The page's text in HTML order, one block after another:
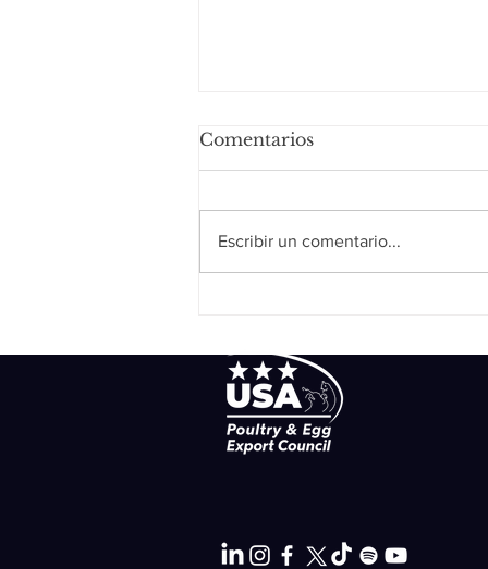
Comentarios
Escribir un comentario...